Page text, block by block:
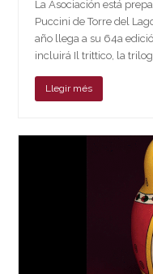
La Asociación está
Puccini de Torre del
año llega a su 64a
incluirá Il trittico, la
Llegir més